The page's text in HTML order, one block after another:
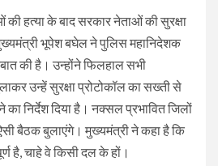
हत्या के बाद सरकार नेताओं की सुरक्षा
भूपेश बघेल ने पुलिस महानिदेशक
की है। उन्होंने फिलहाल सभी
उन्हें सुरक्षा प्रोटोकॉल का सख्ती से
निर्देश दिया है। नक्सल प्रभावित जिलों
बैठक बुलाएंगे। मुख्यमंत्री ने कहा है कि
है, चाहे वे किसी दल के हों।